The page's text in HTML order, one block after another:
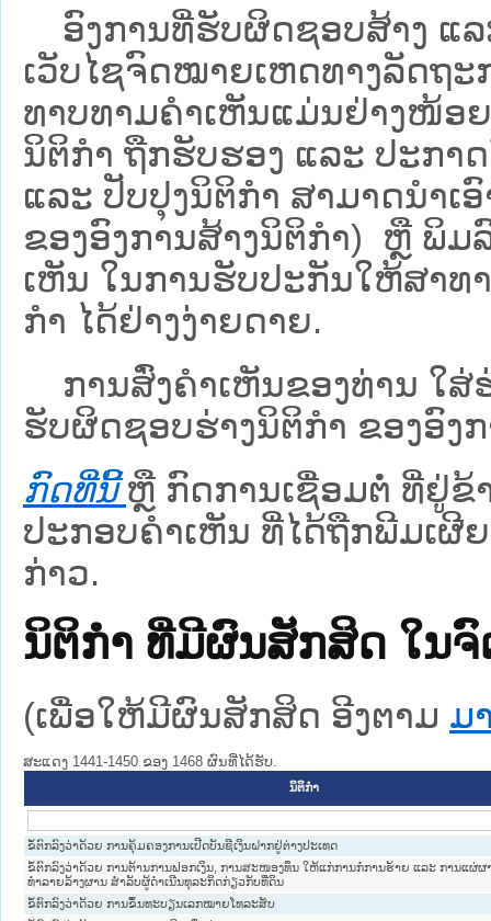
ອົງການທີ່ຮັບຜິດຊອບສ້າງ ແລ
ເວັບ​ໄຊຈົດໝາຍເຫດທາງລັດຖະ
ທາບທາມຄໍາເຫັນແມ່ນຢ່າງໜ້ອ
ນິຕິກໍາ ຖືກຮັບຮອງ ແລະ ປະກາ
ແລະ ປັບປຸງນິຕິກໍາ ສາມາດນຳເ
ຂອງອົງການສ້າງນິຕິກຳ) ຫຼື ພິມ
ເຫັນ ໃນການຮັບປະກັນໃຫ້ສາທ
ກຳ ໄດ້ຢ່າງງ່າຍດາຍ.
ການສົ່ງຄໍາເຫັນຂອງທ່ານ ໃສ່
ຮັບຜິດຊອບຮ່າງນິຕິກຳ ຂອງອົງ
ກົດທີ່ນີ້ ຫຼື ກົດການເຊື່ອມຕໍ່ ທີ່ຢູ່ຂ້
ປະກອບຄຳເຫັນ ທີ່ໄດ້ຖືກພີມເຜີ
ກ່າວ.
ນິຕິກໍາ ທີ່ມີຜົນສັກສິດ ໃນ
(ເພື່ອໃຫ້ມີຜົນສັກສິດ ອີງຕາມ ມ
ສະແດງ 1441-1450 ຂອງ 1468 ຜົນທີ່ໄດ້ຮັບ.
ນິຕິກໍາ
ຂໍ້ຕົກລົງວ່າດ້ວຍ ການຄຸ້ມຄອງການເປີດບັນຊີເງິນຝາກຢູ່ຕ່າງປະເທດ
ຂໍ້ຕົກລົງວ່າດ້ວຍ ການຕ້ານການຟອກເງິນ, ການສະໜອງທຶນ ໃຫ້ແກ່ການກໍ່ການຮ້າຍ ແລະ ການແຜ່ຜ
ທຳລາຍລ້າງຜານ ສຳລັບຜູ້ດຳເນີນທຸລະກິດກ່ຽວກັບທີ່ດິນ
ຂໍ້ຕົກລົງວ່າດ້ວຍ ການຂຶ້ນທະບຽນເລກໝາຍໂທລະສັບ